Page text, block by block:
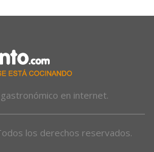
en internet.
los derechos reservados.